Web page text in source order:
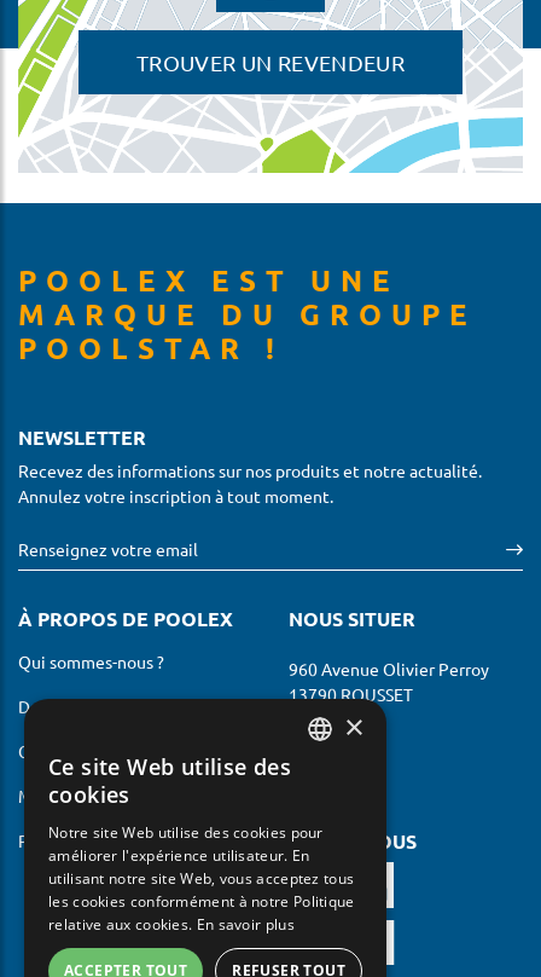
TROUVER UN REVENDEUR
POOLEX EST UNE
MARQUE DU GROUPE
POOLSTAR !
NEWSLETTER
Recevez des informations sur nos produits et notre actualité.
Annulez votre inscription à tout moment.
À PROPOS DE POOLEX
Qui sommes-nous ?
Devenir revendeur
Contactez-nous
Mentions légales
Politique de Confidentialité
NOUS SITUER
960 Avenue Olivier Perroy
13790 ROUSSET
France
SUIVEZ NOUS
FRENCH
GERMAN
ITALIAN
×
Ce site Web utilise des
cookies
Notre site Web utilise des cookies pour
améliorer l'expérience utilisateur. En
utilisant notre site Web, vous acceptez tous
les cookies conformément à notre Politique
relative aux cookies. En savoir plus
ACCEPTER TOUT REFUSER TOUT